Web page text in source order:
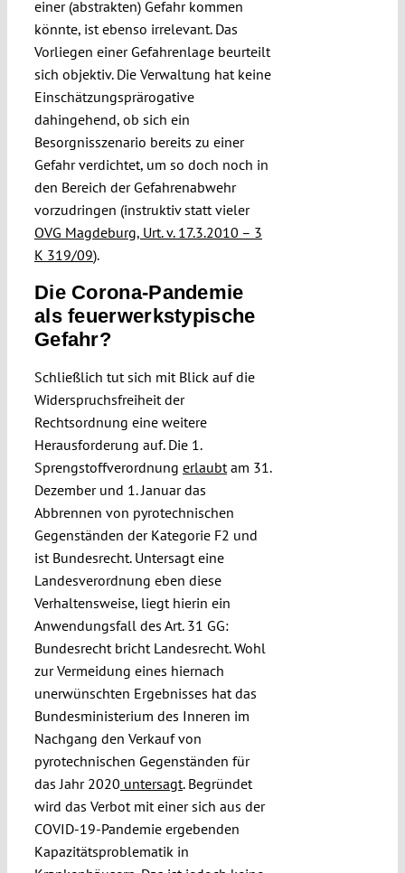
einer (abstrakten) Gefahr kommen
könnte, ist ebenso irrelevant. Das
Vorliegen einer Gefahrenlage beurteilt
sich objektiv. Die Verwaltung hat keine
Einschätzungsprärogative
dahingehend, ob sich ein
Besorgnisszenario bereits zu einer
Gefahr verdichtet, um so doch noch in
den Bereich der Gefahrenabwehr
vorzudringen (instruktiv statt vieler
OVG Magdeburg, Urt. v. 17.3.2010 – 3
K 319/09).
Die Corona-Pandemie
als feuerwerkstypische
Gefahr?
Schließlich tut sich mit Blick auf die
Widerspruchsfreiheit der
Rechtsordnung eine weitere
Herausforderung auf. Die 1.
Sprengstoffverordnung erlaubtam 31.
Dezember und 1. Januar das
Abbrennen von pyrotechnischen
Gegenständen der Kategorie F2 und
ist Bundesrecht. Untersagt eine
Landesverordnung eben diese
Verhaltensweise, liegt hierin ein
Anwendungsfall des Art. 31 GG:
Bundesrecht bricht Landesrecht. Wohl
zur Vermeidung eines hiernach
unerwünschten Ergebnisses hat das
Bundesministerium des Inneren im
Nachgang den Verkauf von
pyrotechnischen Gegenständen für
das Jahr 2020 untersagt. Begründet
wird das Verbot mit einer sich aus der
COVID-19-Pandemie ergebenden
Kapazitätsproblematik in